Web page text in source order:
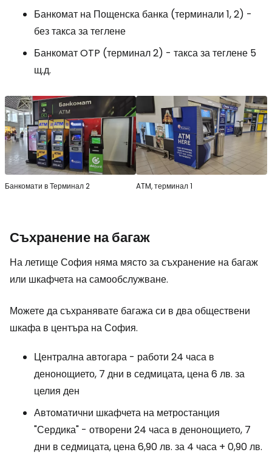
Банкомат на Пощенска банка (терминали 1, 2) -
без такса за теглене
Банкомат OTP (терминал 2) - такса за теглене 5
щ.д.
Банкомати в Терминал 2 ATM, терминал 1
Съхранение на багаж
На летище София няма място за съхранение на багаж
или шкафчета на самообслужване.
Можете да съхранявате багажа си в два обществени
шкафа в центъра на София.
Централна автогара - работи 24 часа в
денонощието, 7 дни в седмицата, цена 6 лв. за
целия ден
Автоматични шкафчета на метростанция
"Сердика" - отворени 24 часа в денонощието, 7
дни в седмицата, цена 6,90 лв. за 4 часа + 0,90 лв.